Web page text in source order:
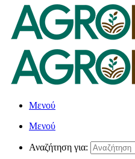
Μενού
Μενού
Αναζήτηση για: